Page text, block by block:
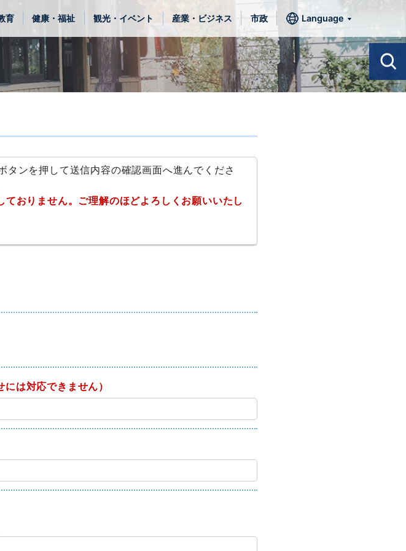
育 健康・福祉 観光・イベント 産業・ビジネス 市政 Language
ンを押して送信内容の確認画面へ進んでくださ
おりません。ご理解のほどよろしくお願いいたし
は対応できません）